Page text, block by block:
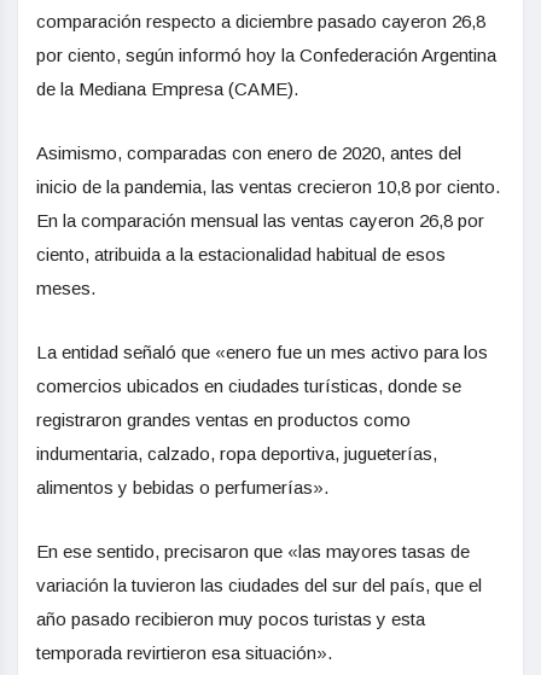
comparación respecto a diciembre pasado cayeron 26,8
por ciento, según informó hoy la Confederación Argentina
de la Mediana Empresa (CAME).
Asimismo, comparadas con enero de 2020, antes del
inicio de la pandemia, las ventas crecieron 10,8 por ciento.
En la comparación mensual las ventas cayeron 26,8 por
ciento, atribuida a la estacionalidad habitual de esos
meses.
La entidad señaló que «enero fue un mes activo para los
comercios ubicados en ciudades turísticas, donde se
registraron grandes ventas en productos como
indumentaria, calzado, ropa deportiva, jugueterías,
alimentos y bebidas o perfumerías».
En ese sentido, precisaron que «las mayores tasas de
variación la tuvieron las ciudades del sur del país, que el
año pasado recibieron muy pocos turistas y esta
temporada revirtieron esa situación».